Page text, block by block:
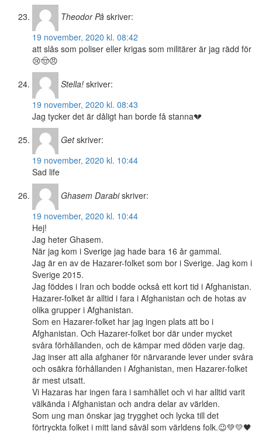
Theodor På skriver:
19 november, 2020 kl. 08:42
att slås som poliser eller krigas som militärer är jag rädd för
😢🤠😠
Stella! skriver:
19 november, 2020 kl. 08:43
Jag tycker det är dåligt han borde få stanna💔
Get skriver:
19 november, 2020 kl. 10:44
Sad life
Ghasem Darabi skriver:
19 november, 2020 kl. 10:44
Hej!
Jag heter Ghasem.
När jag kom i Sverige jag hade bara 16 år gammal.
Jag är en av de Hazarer-folket som bor i Sverige. Jag kom i
Sverige 2015.
Jag föddes i Iran och bodde också ett kort tid i Afghanistan.
Hazarer-folket är alltid i fara i Afghanistan och de hotas av
olika grupper i Afghanistan.
Som en Hazarer-folket har jag ingen plats att bo i
Afghanistan. Och Hazarer-folket bor där under mycket
svåra förhållanden, och de kämpar med döden varje dag.
Jag inser att alla afghaner för närvarande lever under svåra
och osäkra förhållanden i Afghanistan, men Hazarer-folket
är mest utsatt.
Vi Hazaras har ingen fara i samhället och vi har alltid varit
välkända i Afghanistan och andra delar av världen.
Som ung man önskar jag trygghet och lycka till det
förtryckta folket i mitt land såväl som världens folk.😉💚💛🖤